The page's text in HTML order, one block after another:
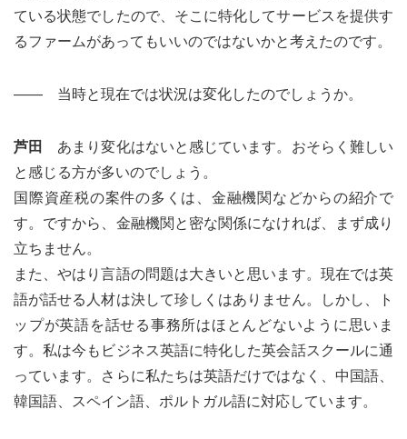
ている状態でしたので、そこに特化してサービスを提供す
るファームがあってもいいのではないかと考えたのです。
―― 当時と現在では状況は変化したのでしょうか。
芦田 あまり変化はないと感じています。おそらく難しい
と感じる方が多いのでしょう。
国際資産税の案件の多くは、金融機関などからの紹介で
す。ですから、金融機関と密な関係になければ、まず成り
立ちません。
また、やはり言語の問題は大きいと思います。現在では英
語が話せる人材は決して珍しくはありません。しかし、ト
ップが英語を話せる事務所はほとんどないように思いま
す。私は今もビジネス英語に特化した英会話スクールに通
っています。さらに私たちは英語だけではなく、中国語、
韓国語、スペイン語、ポルトガル語に対応しています。